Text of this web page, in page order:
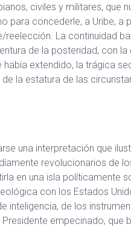
civiles y militares, que
para concederle, a Uribe, a
reelección. La continuidad
de la posteridad, con
había extendido, la trágica
la estatura de las
una interpretación que
revolucionarios de
en una isla políticamente
con los Estados
inteligencia, de los
empecinado, que